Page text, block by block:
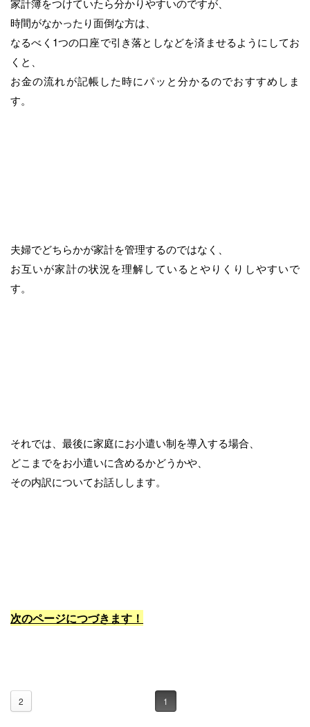
家計簿をつけていたら分かりやすいのですが、
時間がなかったり面倒な方は、
なるべく1つの口座で引き落としなどを済ませるようにしてお
くと、
お金の流れが記帳した時にパッと分かるのでおすすめしま
す。
夫婦でどちらかが家計を管理するのではなく、
お互いが家計の状況を理解しているとやりくりしやすいで
す。
それでは、最後に家庭にお小遣い制を導入する場合、
どこまでをお小遣いに含めるかどうかや、
その内訳についてお話しします。
次のページにつづきます！
1
2